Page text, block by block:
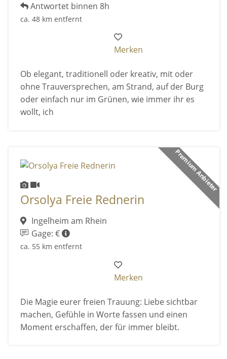
Antwortet binnen 8h
ca. 48 km entfernt
Merken
Ob elegant, traditionell oder kreativ, mit oder
ohne Trauversprechen, am Strand, auf der Burg
oder einfach nur im Grünen, wie immer ihr es
wollt, ich
Premium Anbieter
Orsolya Freie Rednerin
Ingelheim am Rhein
Gage: €
ca. 55 km entfernt
Merken
Die Magie eurer freien Trauung: Liebe sichtbar
machen, Gefühle in Worte fassen und einen
Moment erschaffen, der für immer bleibt.